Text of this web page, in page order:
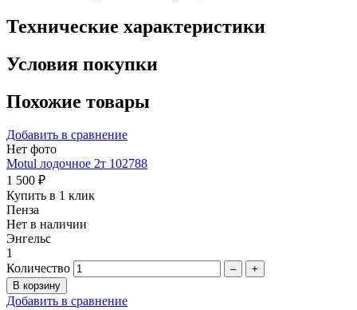
Технические характеристики
Условия покупки
Похожие товары
Добавить в сравнение
Нет фото
Motul лодочное 2т 102788
1 500 ₽
Купить в 1 клик
Пенза
Нет в наличии
Энгельс
1
Количество
– +
Добавить в сравнение